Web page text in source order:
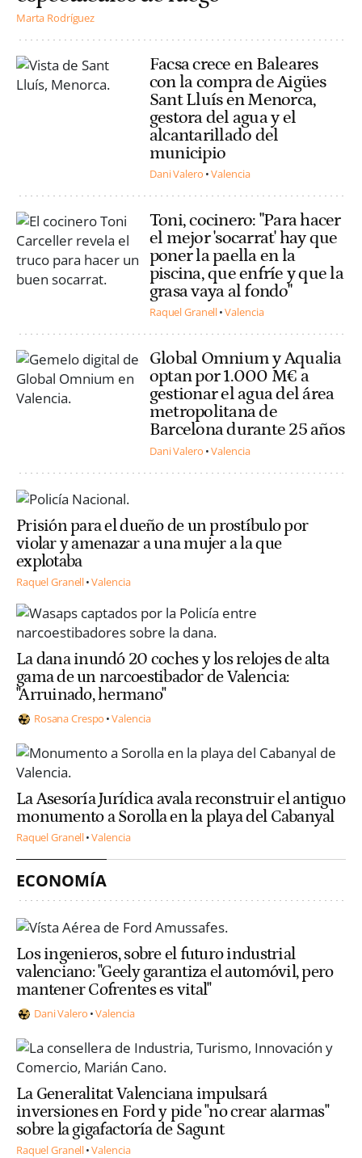
Marta Rodríguez
Facsa crece en Baleares
con la compra de Aigües
Sant Lluís en Menorca,
gestora del agua y el
alcantarillado del
municipio
Dani Valero Valencia
Toni, cocinero: "Para hacer
el mejor 'socarrat' hay que
poner la paella en la
piscina, que enfríe y que la
grasa vaya al fondo"
Raquel Granell Valencia
Global Omnium y Aqualia
optan por 1.000 M€ a
gestionar el agua del área
metropolitana de
Barcelona durante 25 años
Dani Valero Valencia
Prisión para el dueño de un prostíbulo por
violar y amenazar a una mujer a la que
explotaba
Raquel Granell Valencia
La dana inundó 20 coches y los relojes de alta
gama de un narcoestibador de Valencia:
"Arruinado, hermano"
Rosana Crespo Valencia
La Asesoría Jurídica avala reconstruir el antiguo
monumento a Sorolla en la playa del Cabanyal
Raquel Granell Valencia
ECONOMÍA
Los ingenieros, sobre el futuro industrial
valenciano: "Geely garantiza el automóvil, pero
mantener Cofrentes es vital"
Dani Valero Valencia
La Generalitat Valenciana impulsará
inversiones en Ford y pide "no crear alarmas"
sobre la gigafactoría de Sagunt
Raquel Granell Valencia